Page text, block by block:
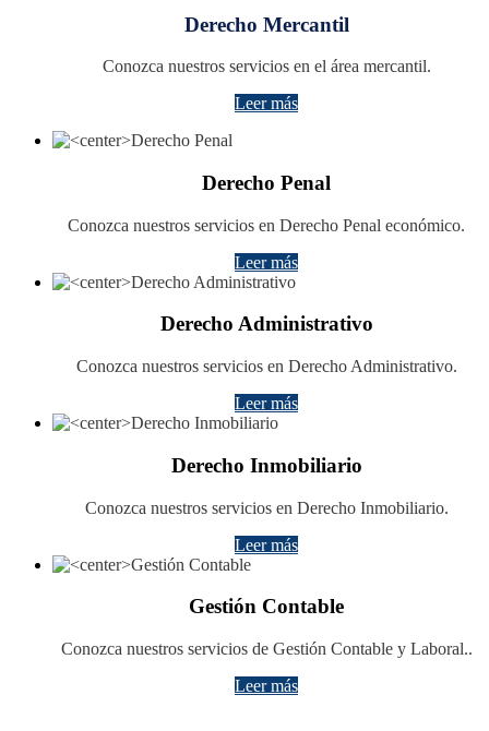
Derecho Mercantil
Conozca nuestros servicios en el área mercantil.
Leer más
Derecho Penal
Conozca nuestros servicios en Derecho Penal económico.
Leer más
Derecho Administrativo
Conozca nuestros servicios en Derecho Administrativo.
Leer más
Derecho Inmobiliario
Conozca nuestros servicios en Derecho Inmobiliario.
Leer más
Gestión Contable
Conozca nuestros servicios de Gestión Contable y Laboral..
Leer más